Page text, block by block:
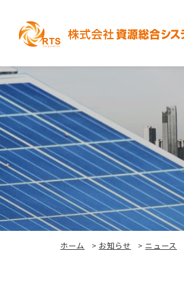
ホーム > お知らせ > ニュース